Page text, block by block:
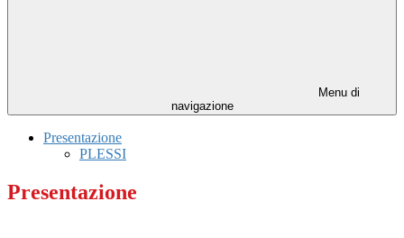
Menu di
navigazione
Presentazione
PLESSI
Presentazione